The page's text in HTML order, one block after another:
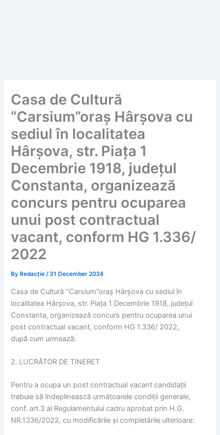
Casa de Cultură
“Carsium”oraș Hârșova cu
sediul în localitatea
Hârșova, str. Piața 1
Decembrie 1918, județul
Constanta, organizează
concurs pentru ocuparea
unui post contractual
vacant, conform HG 1.336/
2022
By Redacție/31 December 2024
Casa de Cultură “Carsium”oraș Hârșova cu sediul în
localitatea Hârșova, str. Piața 1 Decembrie 1918, județul
Constanta, organizează concurs pentru ocuparea unui
post contractual vacant, conform HG 1.336/ 2022,
după cum urmează:
2. LUCRĂTOR DE TINERET
Pentru a ocupa un post contractual vacant candidații
trebuie să îndeplinească următoarele condiții generale,
conf. art.3 al Regulamentului cadru aprobat prin H.G.
NR.1336/2022, cu modificările și completările ulterioare: